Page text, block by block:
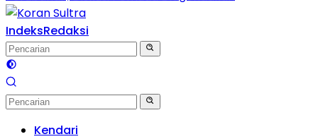
IndeksRedaksi
Kendari